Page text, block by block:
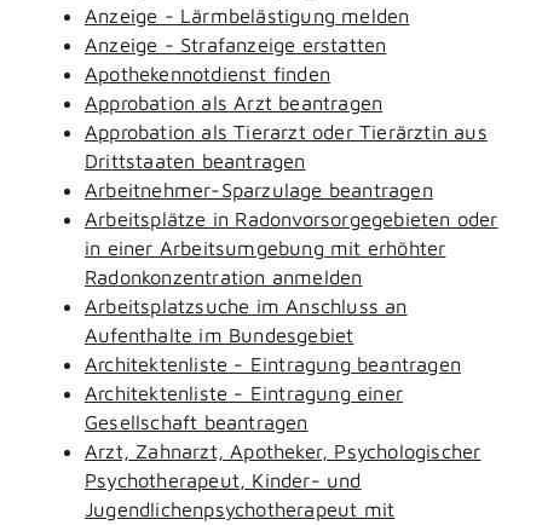
Anzeige - Lärmbelästigung melden
Anzeige - Strafanzeige erstatten
Apothekennotdienst finden
Approbation als Arzt beantragen
Approbation als Tierarzt oder Tierärztin aus
Drittstaaten beantragen
Arbeitnehmer-Sparzulage beantragen
Arbeitsplätze in Radonvorsorgegebieten oder
in einer Arbeitsumgebung mit erhöhter
Radonkonzentration anmelden
Arbeitsplatzsuche im Anschluss an
Aufenthalte im Bundesgebiet
Architektenliste - Eintragung beantragen
Architektenliste - Eintragung einer
Gesellschaft beantragen
Arzt, Zahnarzt, Apotheker, Psychologischer
Psychotherapeut, Kinder- und
Jugendlichenpsychotherapeut mit